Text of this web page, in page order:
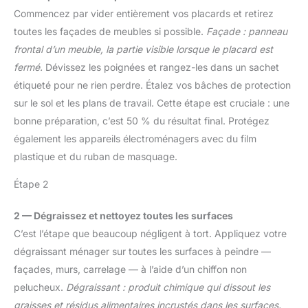
utilisation, un nettoyage
rapide évite tout
colmatage. Pour vérifier
que la buse est propre,
pulvérisez de l’eau : si le
jet est régulier, le
nettoyage est terminé
【Grande compatibilité et
applications multiples】
Grâce à ses 4 buses
interchangeables et ses
large gamme de
peintures : peintures
acryliques, peintures à la
craie, peintures au lait,
et même certains
STRUCTURE LOSANGE
FIT & ŒILLET DE
SUSPENSION : Surface
d’essorage efficace à
structure losange (FIT)
pour une restitution
contrôlée de la peinture,
zone creusée permettant
à l’excédent de peinture
de retourner proprement
– trou pratique pour le
bacs de peintre pour
professionnels et
bricoleurs.
laquage petit / bac à
laque petit selon les
besoins du projet. BAC
POUR ROULEAUX DE 25
cm : Largeur maximale
du rouleau 25 cm :
parfait pour – rouleau à
peinture 25 cm, rouleau
de laquage 25 cm,
surface intégrée
propre. STRUCTURE
LOSANGE FIT & ŒILLET
DE SUSPENSION :
Surface d’essorage
losange (FIT) pour une
confortable et souple.
Guides des doigts à
l'avant et à l'arrière pour
une utilisation facile. Le
travail sur des surfaces
inclinées peut être
effectué rapidement. 【4
tailles pour différents
usages】 Ce set de
4 spatules à mastic. Cet
pour votre usage
quotidien. 【Utilisation
largement répandue】 La
spatule peinture peut
fissures de sable dans le
Commencez par vider entièrement vos placards et retirez
toutes les façades de meubles si possible. Façade : panneau
frontal d’un meuble, la partie visible lorsque le placard est
fermé. Dévissez les poignées et rangez-les dans un sachet
étiqueté pour ne rien perdre. Étalez vos bâches de protection
sur le sol et les plans de travail. Cette étape est cruciale : une
bonne préparation, c’est 50 % du résultat final. Protégez
également les appareils électroménagers avec du film
plastique et du ruban de masquage.
Étape 2
2 — Dégraissez et nettoyez toutes les surfaces
C’est l’étape que beaucoup négligent à tort. Appliquez votre
dégraissant ménager sur toutes les surfaces à peindre —
façades, murs, carrelage — à l’aide d’un chiffon non
pelucheux. Dégraissant : produit chimique qui dissout les
graisses et résidus alimentaires incrustés dans les surfaces.